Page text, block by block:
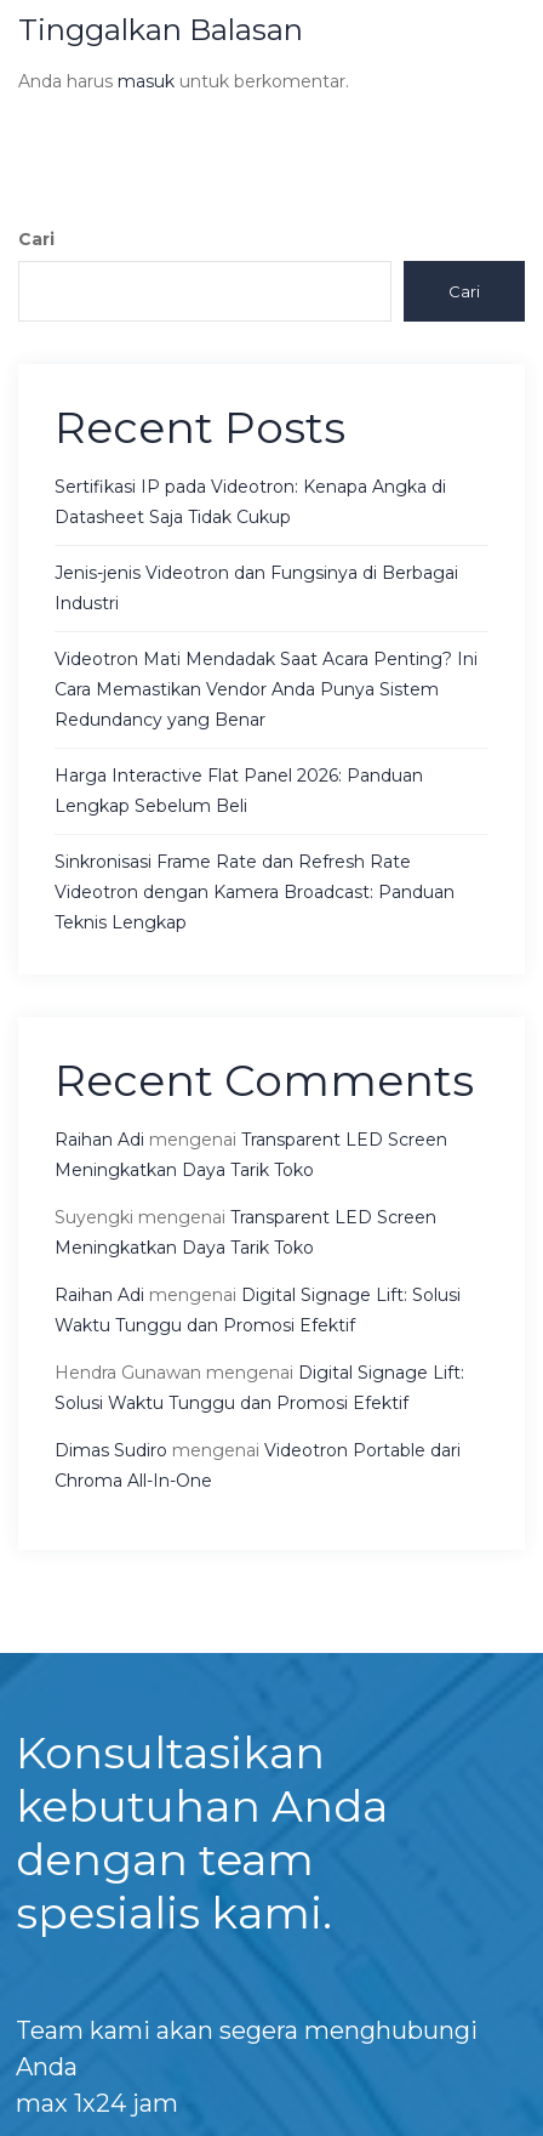
Tinggalkan Balasan
Anda harus masuk untuk berkomentar.
Cari
Cari
Recent Posts
Sertifikasi IP pada Videotron: Kenapa Angka di
Datasheet Saja Tidak Cukup
Jenis-jenis Videotron dan Fungsinya di Berbagai
Industri
Videotron Mati Mendadak Saat Acara Penting? Ini
Cara Memastikan Vendor Anda Punya Sistem
Redundancy yang Benar
Harga Interactive Flat Panel 2026: Panduan
Lengkap Sebelum Beli
Sinkronisasi Frame Rate dan Refresh Rate
Videotron dengan Kamera Broadcast: Panduan
Teknis Lengkap
Recent Comments
Raihan Adi mengenai Transparent LED Screen
Meningkatkan Daya Tarik Toko
Suyengki mengenai Transparent LED Screen
Meningkatkan Daya Tarik Toko
Raihan Adi mengenai Digital Signage Lift: Solusi
Waktu Tunggu dan Promosi Efektif
Hendra Gunawan mengenai Digital Signage Lift:
Solusi Waktu Tunggu dan Promosi Efektif
Dimas Sudiro mengenai Videotron Portable dari
Chroma All-In-One
Konsultasikan
kebutuhan Anda
dengan team
spesialis kami.
Team kami akan segera menghubungi
Anda
max 1x24 jam